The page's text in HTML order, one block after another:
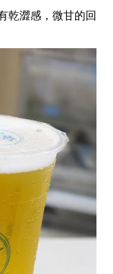
乾澀感，微甘的回